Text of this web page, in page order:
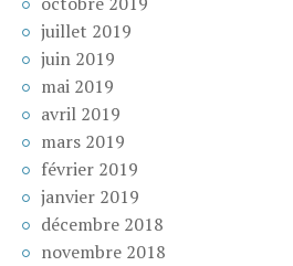
juillet 2019
juin 2019
mai 2019
avril 2019
mars 2019
février 2019
janvier 2019
décembre 2018
novembre 2018